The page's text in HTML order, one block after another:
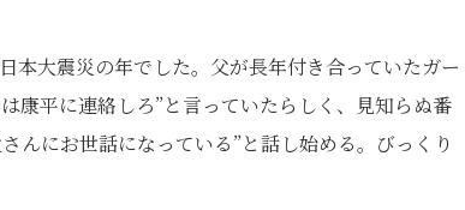
本大震災の年でした。父が長年付き合っていたガー
康平に連絡しろ”と言っていたらしく、見知らぬ番
んにお世話になっている”と話し始める。びっくり